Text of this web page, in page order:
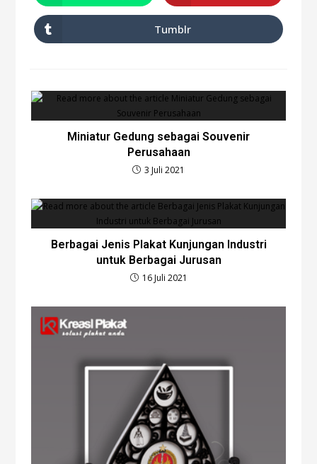
Tumblr
Miniatur Gedung sebagai Souvenir
Perusahaan
3 Juli 2021
Berbagai Jenis Plakat Kunjungan Industri
untuk Berbagai Jurusan
16 Juli 2021